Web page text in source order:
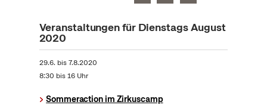
Veranstaltungen für Dienstags August
2020
29.6. bis7.8.2020
8:30 bis 16 Uhr
Sommeraction im Zirkuscamp